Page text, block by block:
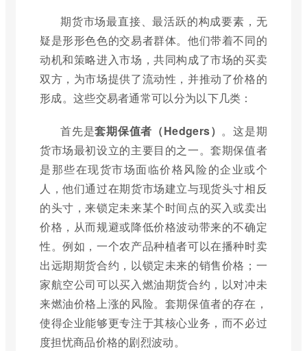
期货市场最直接、最活跃的构成要素，无
疑是形形色色的交易者群体。他们带着不同的
动机和策略进入市场，共同构成了市场的买卖
双方，为市场提供了流动性，并推动了价格的
形成。这些交易者通常可以分为以下几类：
首先是套期保值者（Hedgers） 。这是期
货市场最初设立的主要目的之一。套期保值者
是那些在现货市场面临价格风险的企业或个
人，他们通过在期货市场建立与现货头寸相反
的头寸，来锁定未来某个时间点的买入或卖出
价格，从而规避或降低价格波动带来的不确定
性。例如，一个农产品种植者可以在播种时卖
出远期期货合约，以锁定未来的销售价格；一
家航空公司可以买入燃油期货合约，以对冲未
来燃油价格上涨的风险。套期保值者的存在，
使得企业能够更专注于其核心业务，而不必过
度担忧商品价格的剧烈波动。